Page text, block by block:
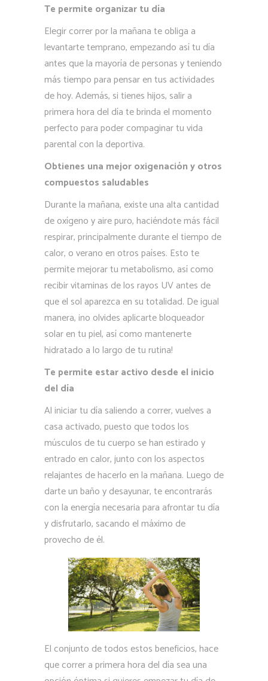
Te permite organizar tu día
Elegir correr por la mañana te obliga a
levantarte temprano, empezando así tu día
antes que la mayoría de personas y teniendo
más tiempo para pensar en tus actividades
de hoy. Además, si tienes hijos, salir a
primera hora del día te brinda el momento
perfecto para poder compaginar tu vida
parental con la deportiva.
Obtienes una mejor oxigenación y otros
compuestos saludables
Durante la mañana, existe una alta cantidad
de oxígeno y aire puro, haciéndote más fácil
respirar, principalmente durante el tiempo de
calor, o verano en otros países. Esto te
permite mejorar tu metabolismo, así como
recibir vitaminas de los rayos UV antes de
que el sol aparezca en su totalidad. De igual
manera, ¡no olvides aplicarte bloqueador
solar en tu piel, así como mantenerte
hidratado a lo largo de tu rutina!
Te permite estar activo desde el inicio
del día
Al iniciar tu día saliendo a correr, vuelves a
casa activado, puesto que todos los
músculos de tu cuerpo se han estirado y
entrado en calor, junto con los aspectos
relajantes de hacerlo en la mañana. Luego de
darte un baño y desayunar, te encontrarás
con la energía necesaria para afrontar tu día
y disfrutarlo, sacando el máximo de
provecho de él.
El conjunto de todos estos beneficios, hace
que correr a primera hora del día sea una